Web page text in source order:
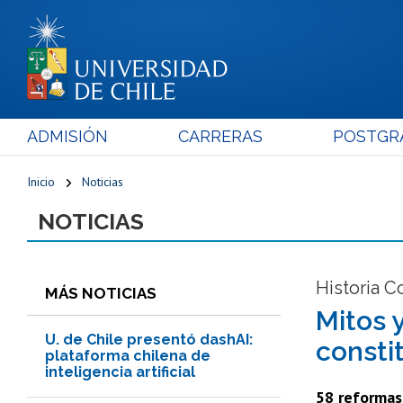
ADMISIÓN CARRERAS
Inicio Noticias
NOTICIAS
MÁS NOTICIAS
U. de Chile presentó dashAI:
plataforma chilena de
inteligencia artificial
Historia
Mitos
58